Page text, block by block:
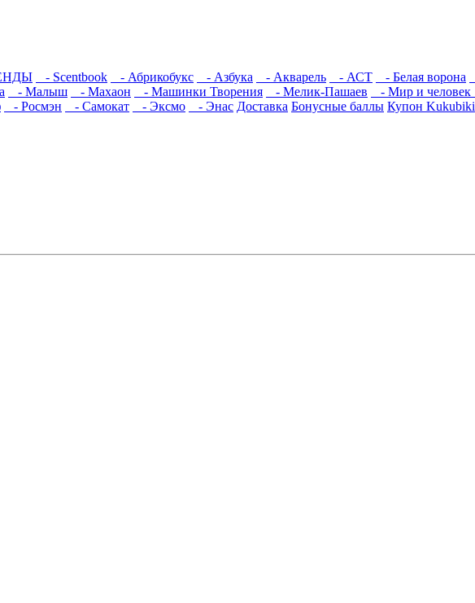
- Scentbook - Абрикобукс - Азбука - Акварель - АСТ - Белая ворона
- Малыш - Махаон - Машинки Творения - Мелик-Пашаев - Мир и человек
- Росмэн - Самокат - Эксмо - Энас Доставка Бонусные баллы Купон Kukubiki